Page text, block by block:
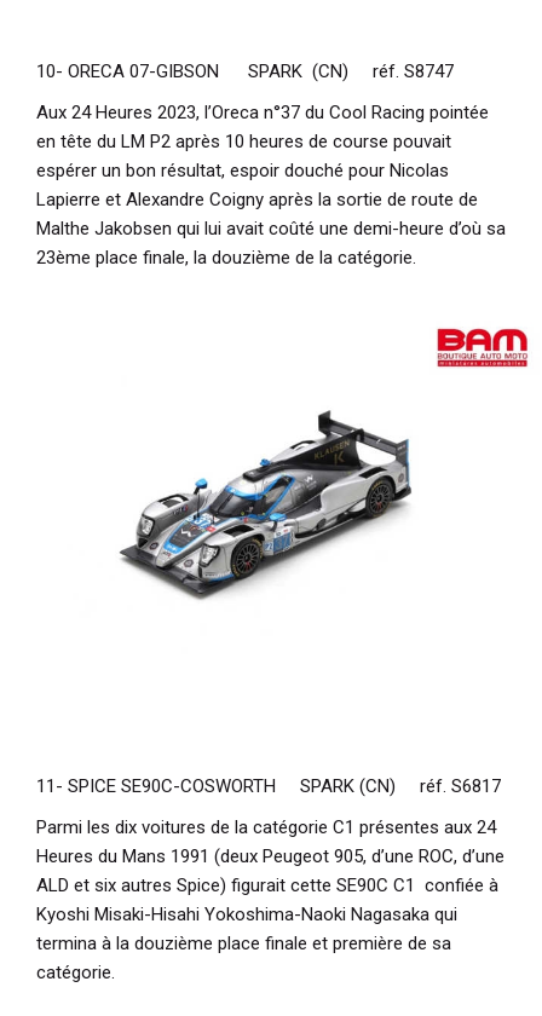
10- ORECA 07-GIBSON SPARK (CN) réf. S8747
Aux 24 Heures 2023, l’Oreca n°37 du Cool Racing pointée
en tête du LM P2 après 10 heures de course pouvait
espérer un bon résultat, espoir douché pour Nicolas
Lapierre et Alexandre Coigny après la sortie de route de
Malthe Jakobsen qui lui avait coûté une demi-heure d’où sa
23ème place finale, la douzième de la catégorie.
11- SPICE SE90C-COSWORTH SPARK (CN) réf. S6817
Parmi les dix voitures de la catégorie C1 présentes aux 24
Heures du Mans 1991 (deux Peugeot 905, d’une ROC, d’une
ALD et six autres Spice) figurait cette SE90C C1 confiée à
Kyoshi Misaki-Hisahi Yokoshima-Naoki Nagasaka qui
termina à la douzième place finale et première de sa
catégorie.